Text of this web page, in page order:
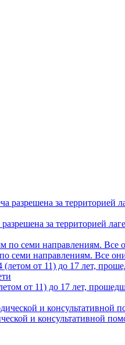
за территорией
семи направлениям. Все
от 11) до 17 лет,
и консультативной